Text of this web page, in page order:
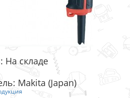
На складе
Makita (Japan)